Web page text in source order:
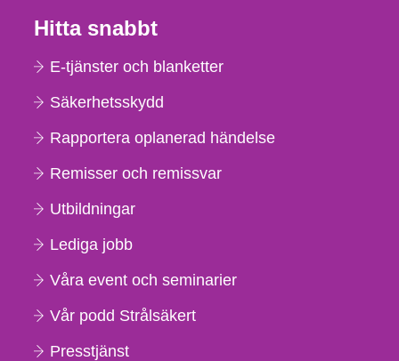
Hitta snabbt
E-tjänster och blanketter
Säkerhetsskydd
Rapportera oplanerad händelse
Remisser och remissvar
Utbildningar
Lediga jobb
Våra event och seminarier
Vår podd Strålsäkert
Presstjänst